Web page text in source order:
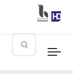
Rechercher